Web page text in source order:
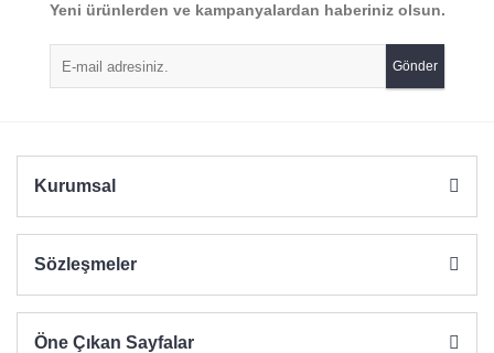
Ürün resmi kalitesiz, bozuk veya görüntülenemiyor.
Ürün açıklamasında eksik bilgiler bulunuyor.
Ürün bilgilerinde hatalar bulunuyor.
Yeni ürünlerden ve kampanyalardan haberiniz olsun.
Gönder
Kurumsal
Sözleşmeler
Öne Çıkan Sayfalar